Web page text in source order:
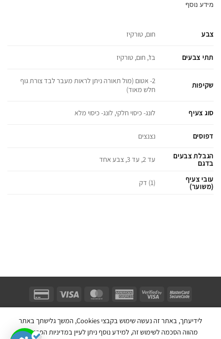
מידע נוסף
צבע חום, טורקיז
תתי צבעים בז', חום, טורקיז
שקיפות
2- אטום (מול תאורה ניתן לראות מעבר לבד צורת גוף
חלש מאוד)
סוג צעיף לונג- כיסוי חלקי, לונג- כיסוי מלא
דפוסים נצנצים
הגבלת צבעים
בדגם עד 2, עד 3, צבע אחד
עובי צעיף
(משוער) (1) דק
בניית אתר חנות מכירות ע''י:
לידיעתך, באתר זה נעשה שימוש בקבצי Cookies, המשך גלישתך באתר
מהווה הסכמה לשימוש זה, למידע נוסף ניתן לעיין במדיניות הפרטיות.